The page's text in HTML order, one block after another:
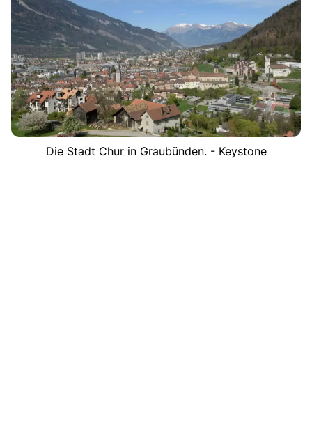
Die Stadt Chur in Graubünden. - Keystone